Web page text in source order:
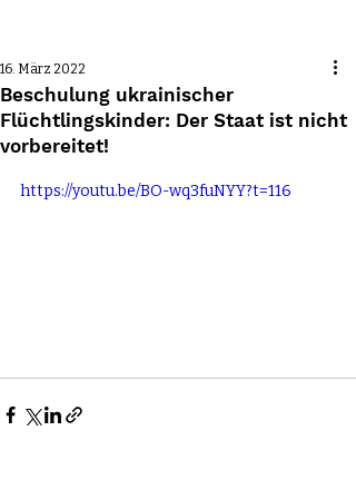
Beschulung ukrainischer
Flüchtlingskinder: Der Staat ist nicht
vorbereitet!
16. März 2022
https://youtu.be/BO-wq3fuNYY?t=116